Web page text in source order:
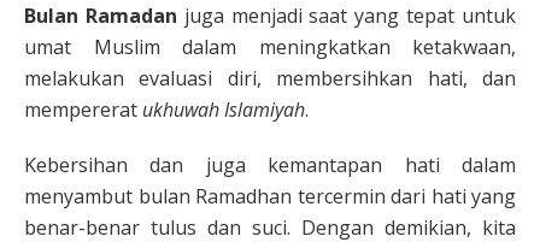
Bulan Ramadan juga menjadi saat yang tepat untuk
umat Muslim dalam meningkatkan ketakwaan,
melakukan evaluasi diri, membersihkan hati, dan
mempererat ukhuwah Islamiyah.
Kebersihan dan juga kemantapan hati dalam
menyambut bulan Ramadhan tercermin dari hati yang
benar-benar tulus dan suci. Dengan demikian, kita